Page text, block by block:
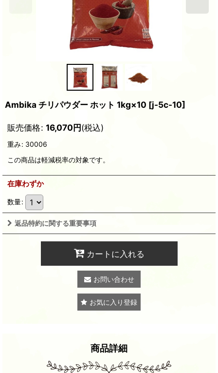
Ambika チリパウダー ホット 1kg×10 [j-5c-10]
販売価格: 16,070円(税込)
重み: 30006
この商品は軽減税率の対象です。
在庫わずか
数量:
返品特約に関する重要事項
カートに入れる
お問い合わせ
お気に入り登録
商品詳細